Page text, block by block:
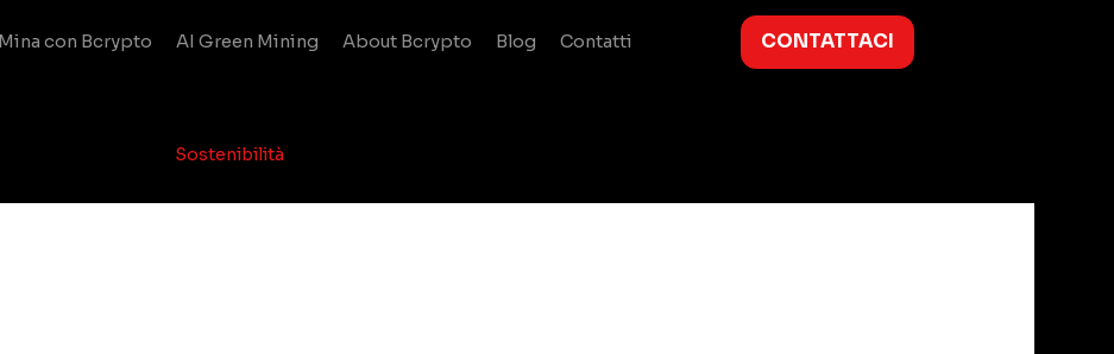
Mina con Bcrypto AI Green Mining About Bcrypto Blog Contatti CONTATTACI
Sostenibilità